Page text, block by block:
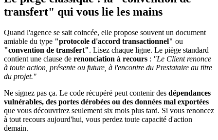
transfert" qui vous lie les mains
Quand l'agence se sait coincée, elle propose souvent un document
amiable du type "protocole d'accord transactionnel" ou
"convention de transfert". Lisez chaque ligne. Le piège standard
contient une clause de renonciation à recours : "Le Client renonce
à toute action, présente ou future, à l'encontre du Prestataire au titre
du projet."
Ne signez pas ça. Le code récupéré peut contenir des dépendances
vulnérables, des portes dérobées ou des données mal exportées
que vous découvrirez seulement six mois plus tard. Si vous renoncez
à tout recours aujourd'hui, vous perdez toute capacité d'action
demain.